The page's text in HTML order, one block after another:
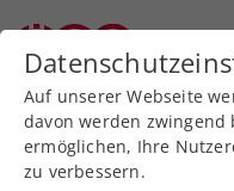
Zurück zur
ITF Turniere
Auf unserer Webseite
davon werden
ermöglichen, Ihre
zu verbessern.